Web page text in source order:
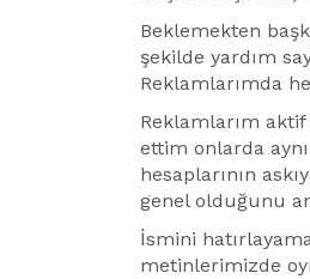
Beklemekten
şekilde yardım
Reklamlarımda
Reklamlarım
ettim onlarda
hesaplarının
genel olduğunu
İsmini
metinlerimizde